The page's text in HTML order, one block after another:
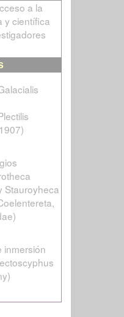
a la
y científica
Stauroyheca
inmersión